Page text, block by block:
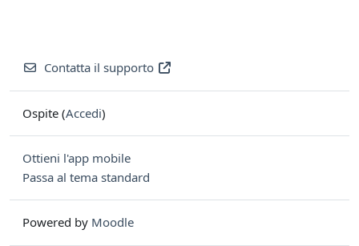
Contatta il supporto
Ospite (Accedi)
Ottieni l'app mobile
Passa al tema standard
Powered by Moodle